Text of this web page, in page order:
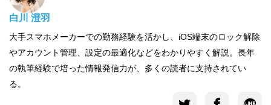
白川 澄羽
大手スマホメーカーでの勤務経験を活かし、iOS端末のロック解除
やアカウント管理、設定の最適化などをわかりやすく解説。長年
の執筆経験で培った情報発信力が、多くの読者に支持されてい
る。